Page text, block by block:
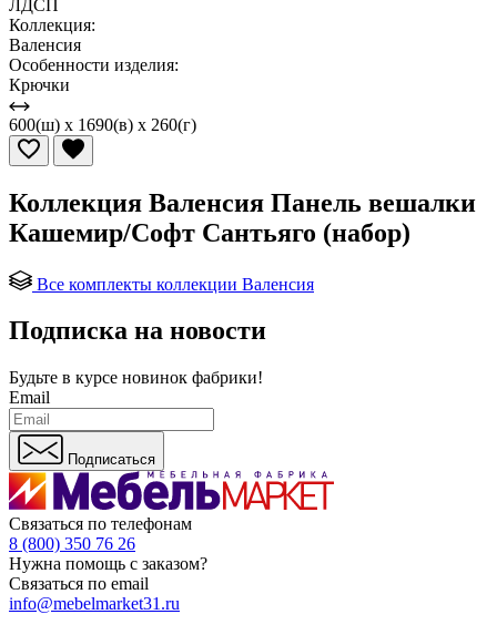
ЛДСП
Коллекция:
Валенсия
Особенности изделия:
Крючки
600(ш) x 1690(в) x 260(г)
Коллекция Валенсия Панель вешалки
Кашемир/Софт Сантьяго (набор)
Все комплекты коллекции Валенсия
Подписка на новости
Будьте в курсе новинок фабрики!
Email
Подписаться
Связаться по телефонам
8 (800) 350 76 26
Нужна помощь с заказом?
Связаться по email
info@mebelmarket31.ru